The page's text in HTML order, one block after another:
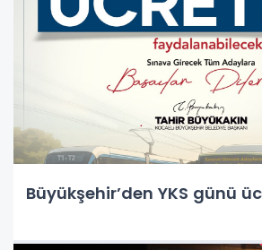
Büyükşehir’den YKS günü